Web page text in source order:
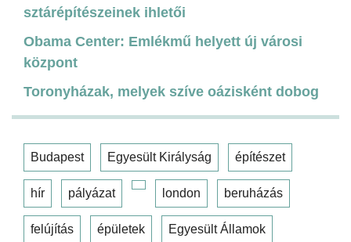
sztárépítészeinek ihletői
Obama Center: Emlékmű helyett új városi
központ
Toronyházak, melyek szíve oázisként dobog
Budapest Egyesült Királyság építészet
hír pályázat london beruházás
felújítás épületek Egyesült Államok